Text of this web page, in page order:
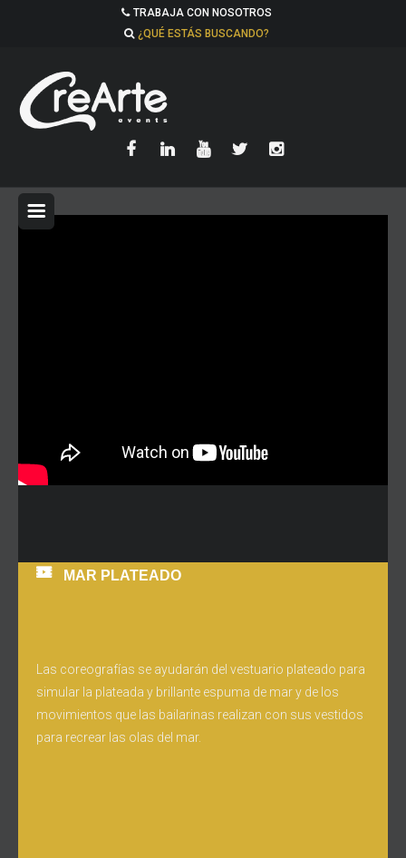
TRABAJA CON NOSOTROS
¿QUÉ ESTÁS BUSCANDO?
MAR PLATEADO
Las coreografías se ayudarán del vestuario plateado para
simular la plateada y brillante espuma de mar y de los
movimientos que las bailarinas realizan con sus vestidos
para recrear las olas del mar.